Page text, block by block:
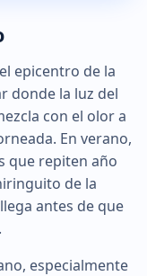
epicentro de la
donde la luz del
con el olor a
En verano,
que repiten año
de la
antes de que
especialmente